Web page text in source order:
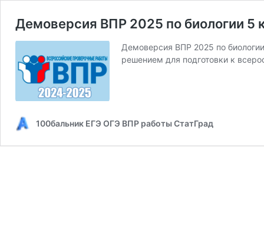
Демоверсия ВПР 2025 по биологии 5
Демоверсия ВПР 2025 по
решением для подготовки к
100бальник ЕГЭ ОГЭ ВПР работы СтатГрад